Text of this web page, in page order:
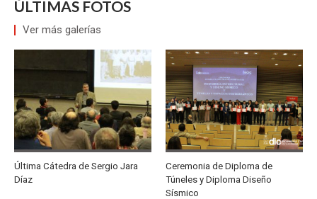
ÚLTIMAS FOTOS
Ver más galerías
Última Cátedra de Sergio Jara
Díaz
Ceremonia de Diploma de
Túneles y Diploma Diseño
Sísmico